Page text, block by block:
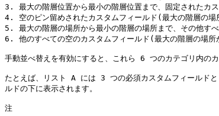
3. 最大の階層位置から最小の階層位置まで、固定されたカス
4. 空のピン留めされたカスタムフィールド(最大の階層の場
5. 最大の階層の場所から最小の階層の場所まで、その他すべ
6. 他のすべての空のカスタムフィールド(最大の階層の場所
手動並べ替えを有効にすると、これら 6 つのカテゴリ内の
たとえば、リスト A には 3 つの必須カスタムフィールド
ルドの下に表示されます。
注